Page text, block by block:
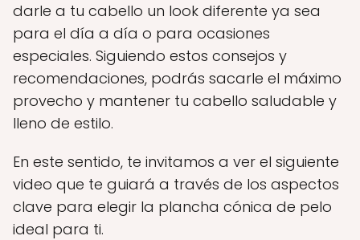
darle a tu cabello un look diferente ya sea
para el día a día o para ocasiones
especiales. Siguiendo estos consejos y
recomendaciones, podrás sacarle el máximo
provecho y mantener tu cabello saludable y
lleno de estilo.
En este sentido, te invitamos a ver el siguiente
video que te guiará a través de los aspectos
clave para elegir la plancha cónica de pelo
ideal para ti.